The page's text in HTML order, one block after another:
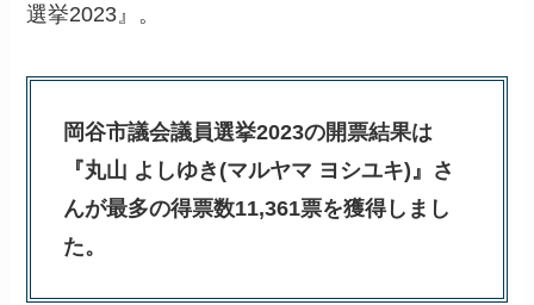
選挙2023』。
岡谷市議会議員選挙2023の開票結果は
『丸山 よしゆき(マルヤマ ヨシユキ)』さ
んが最多の得票数11,361票を獲得しまし
た。